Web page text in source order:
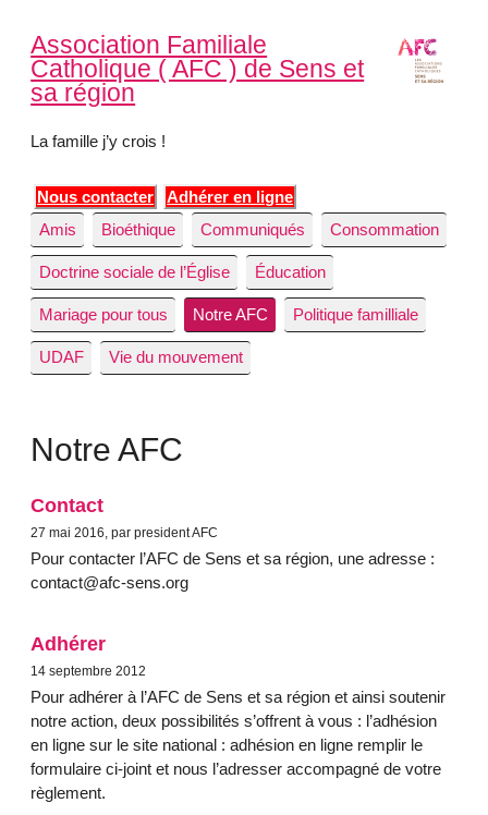
Association Familiale
Catholique ( AFC ) de Sens et
sa région
La famille j’y crois !
Nous contacter
Adhérer en ligne
Amis
Bioéthique Communiqués Consommation
Doctrine sociale de l’Église Éducation
Mariage pour tous Notre AFC Politique familliale
UDAF Vie du mouvement
Notre AFC
Contact
27 mai 2016, par president AFC
Pour contacter l’AFC de Sens et sa région, une adresse :
contact@afc-sens.org
Adhérer
14 septembre 2012
Pour adhérer à l’AFC de Sens et sa région et ainsi soutenir
notre action, deux possibilités s’offrent à vous : l’adhésion
en ligne sur le site national : adhésion en ligne remplir le
formulaire ci-joint et nous l’adresser accompagné de votre
règlement.